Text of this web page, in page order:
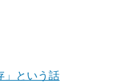
」という話